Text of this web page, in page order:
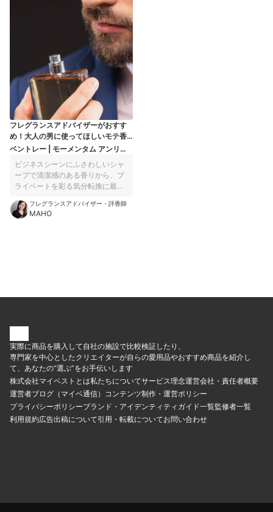
ーンで使いやすいですよ。執筆時点での価格は、税込9,790円
（50mL・公式サイト参照）。30mLのミニボトルも販売しているの
で、試しに使ってみてはいかがでしょうか。
フレグランスアドバイザーがおすす
め！大人の男に使ってほしいモテ香
水7選
ベントレー | モーメンタム アンリミ
ビジネスシーンにふさわしいシャ
ープで清潔感のある香りから、プ
ライベートを彩る気分転換に最適
クションをご紹介します。
フレグランスアドバイザー・評香師
MAHO
実際に商品を購入して自社の施設で比較検証したり、
専門家を中心としたクリエイターが自らの愛用品やおすすめ商品を紹介し
て、あなたの“選ぶ”をお手伝いします
株式会社マイベストとは私たちについてサービス理念運営会社・責任者概要
運営者ブログ（マイベ通信） コンテンツ制作・運営ポリシー
プライバシーポリシーブランド・アイデンティティ ガイド一覧監修者一覧
利用規約広告出稿について引用・転載についてお問い合わせ